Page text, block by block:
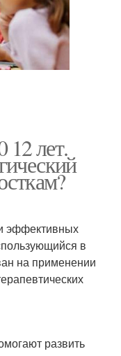
12 лет.
эффективных
в
на применении
развить